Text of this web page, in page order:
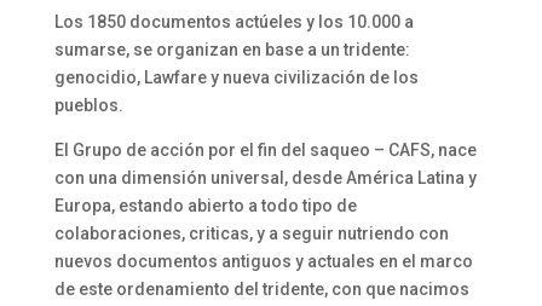
Los 1850 documentos actúeles y los 10.000 a
sumarse, se organizan en base a un tridente:
genocidio, Lawfare y nueva civilización de los
pueblos.
El Grupo de acción por el fin del saqueo – CAFS, nace
con una dimensión universal, desde América Latina y
Europa, estando abierto a todo tipo de
colaboraciones, criticas, y a seguir nutriendo con
nuevos documentos antiguos y actuales en el marco
de este ordenamiento del tridente, con que nacimos